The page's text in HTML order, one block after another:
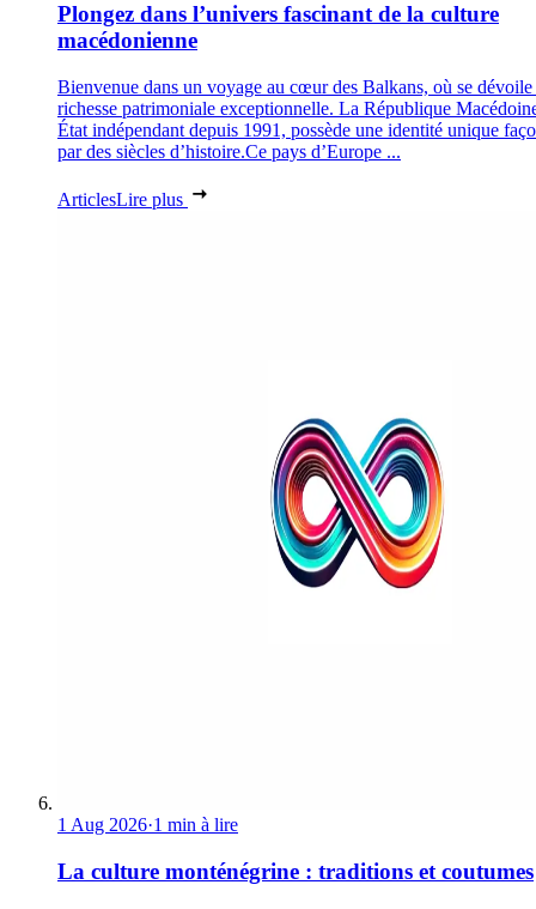
Plongez dans l’univers fascinant de la culture
macédonienne
Bienvenue dans un voyage au cœur des Balkans, où se dévoile
richesse patrimoniale exceptionnelle. La République
État indépendant depuis 1991, possède une identité unique
par des siècles d’histoire.Ce pays d’Europe ...
ArticlesLire plus
1 Aug 2026·1 min à lire
La culture monténégrine : traditions et coutumes